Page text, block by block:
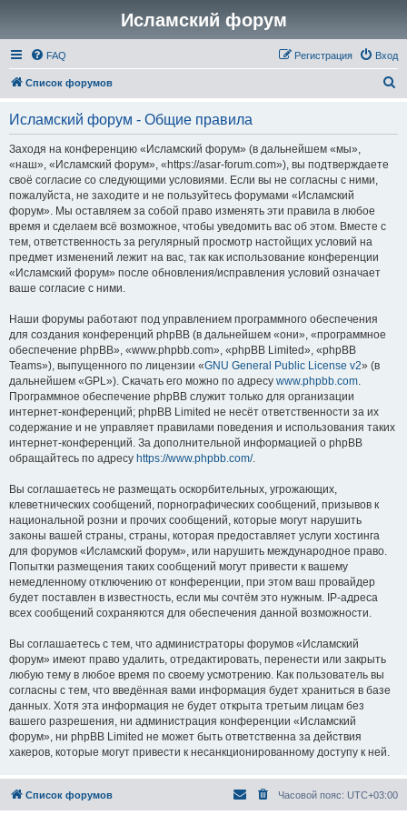
Исламский форум
FAQ Вход
Регистрация
Список форумов
Исламский форум - Общие правила
Заходя на конференцию «Исламский форум» (в дальнейшем «мы»,
«наш», «Исламский форум», «https://asar-forum.com»), вы подтверждаете
своё согласие со следующими условиями. Если вы не согласны с ними,
пожалуйста, не заходите и не пользуйтесь форумами «Исламский
форум». Мы оставляем за собой право изменять эти правила в любое
время и сделаем всё возможное, чтобы уведомить вас об этом. Вместе с
тем, ответственность за регулярный просмотр настойщих условий на
предмет изменений лежит на вас, так как использование конференции
«Исламский форум» после обновления/исправления условий означает
ваше согласие с ними.
Наши форумы работают под управлением программного обеспечения
для создания конференций phpBB (в дальнейшем «они», «программное
обеспечение phpBB», «www.phpbb.com», «phpBB Limited», «phpBB
Teams»), выпущенного по лицензии «GNU General Public License v2» (в
дальнейшем «GPL»). Скачать его можно по адресу www.phpbb.com.
Программное обеспечение phpBB служит только для организации
интернет-конференций; phpBB Limited не несёт ответственности за их
содержание и не управляет правилами поведения и использования таких
интернет-конференций. За дополнительной информацией о phpBB
обращайтесь по адресу https://www.phpbb.com/.
Вы соглашаетесь не размещать оскорбительных, угрожающих,
клеветнических сообщений, порнографических сообщений, призывов к
национальной розни и прочих сообщений, которые могут нарушить
законы вашей страны, страны, которая предоставляет услуги хостинга
для форумов «Исламский форум», или нарушить международное право.
Попытки размещения таких сообщений могут привести к вашему
немедленному отключению от конференции, при этом ваш провайдер
будет поставлен в известность, если мы сочтём это нужным. IP-адреса
всех сообщений сохраняются для обеспечения данной возможности.
Вы соглашаетесь с тем, что администраторы форумов «Исламский
форум» имеют право удалить, отредактировать, перенести или закрыть
любую тему в любое время по своему усмотрению. Как пользователь вы
согласны с тем, что введённая вами информация будет храниться в базе
данных. Хотя эта информация не будет открыта третьим лицам без
вашего разрешения, ни администрация конференции «Исламский
форум», ни phpBB Limited не может быть ответственна за действия
хакеров, которые могут привести к несанкционированному доступу к ней.
Список форумов Часовой пояс: UTC+03:00